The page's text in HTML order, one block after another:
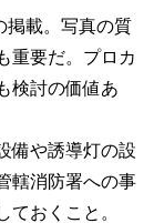
掲載。写真の質
重要だ。プロカ
検討の価値あ
備や誘導灯の設
轄消防署への事
おくこと。